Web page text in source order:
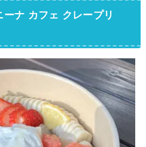
ナ カフェ クレープリ